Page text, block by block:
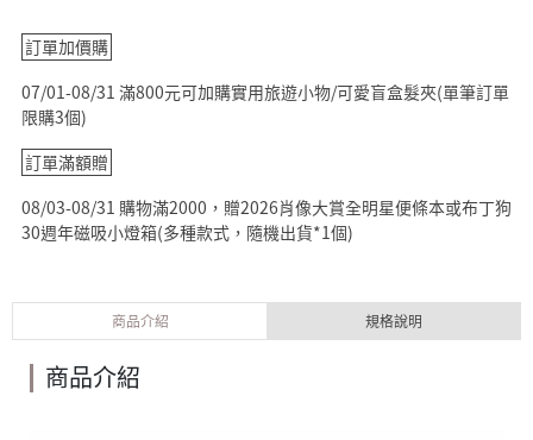
訂單加價購
07/01-08/31 滿800元可加購實用旅遊小物/可愛盲盒髮夾(單筆訂單
限購3個)
訂單滿額贈
08/03-08/31 購物滿2000，贈2026肖像大賞全明星便條本或布丁狗
30週年磁吸小燈箱(多種款式，隨機出貨*1個)
商品介紹 規格說明
商品介紹